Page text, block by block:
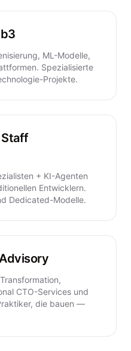
ML-Modelle,
Spezialisierte
Projekte.
Staff
+ KI-Agenten
Entwicklern.
Dedicated-Modelle.
CTO-Services und
die bauen —